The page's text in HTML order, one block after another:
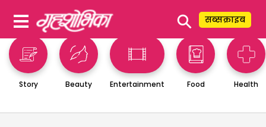
⚲ सब्सक्राइब
Story Beauty Entertainment Food Health